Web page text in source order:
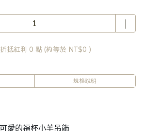
抵紅利 0 點 (約等於 NT$0 )
規格說明
可愛的福杯小羊吊飾